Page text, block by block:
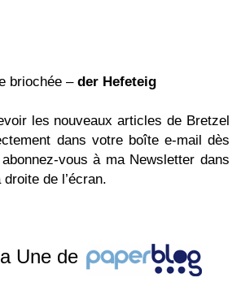
briochée – der Hefeteig
les nouveaux articles de Bretzel
dans votre boîte e-mail dès
vous à ma Newsletter dans
de l’écran.
Une de